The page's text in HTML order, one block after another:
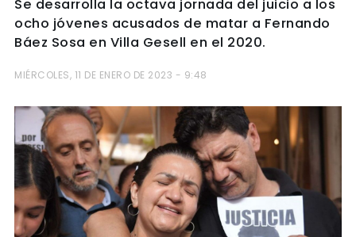
Se desarrolla la octava jornada del juicio a los
ocho jóvenes acusados de matar a Fernando
Báez Sosa en Villa Gesell en el 2020.
MIÉRCOLES, 11 DE ENERO DE 2023 - 9:48